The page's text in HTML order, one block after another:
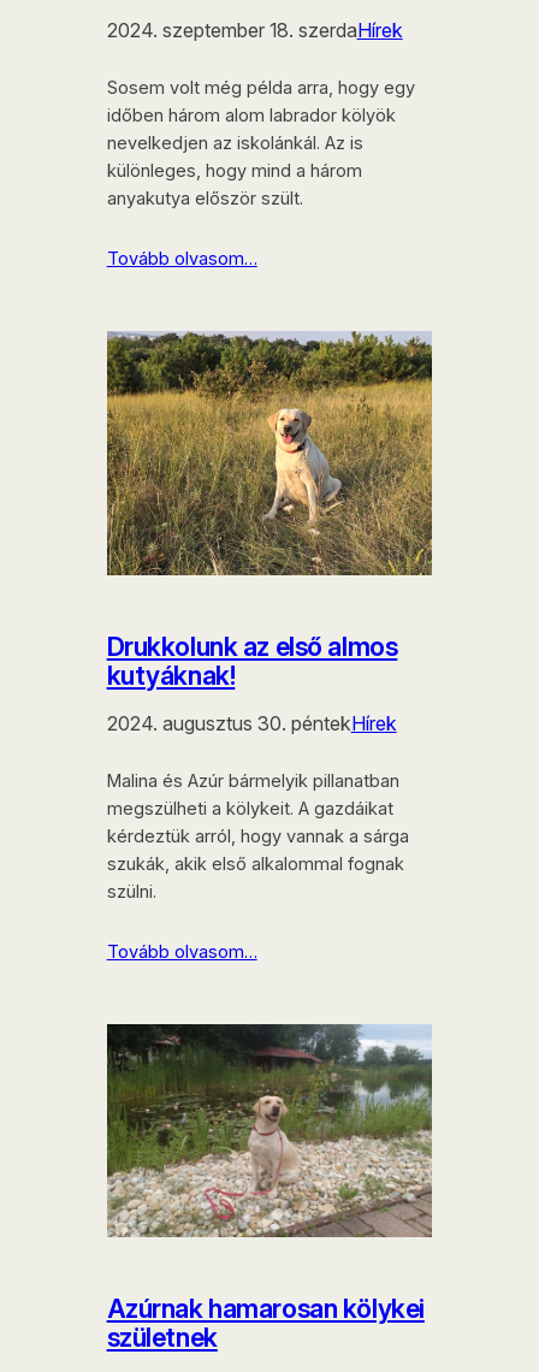
2024. szeptember 18. szerdaHírek
Sosem volt még példa arra, hogy egy
időben három alom labrador kölyök
nevelkedjen az iskolánkál. Az is
különleges, hogy mind a három
anyakutya először szült.
Tovább olvasom…
Drukkolunk az első almos
kutyáknak!
2024. augusztus 30. péntekHírek
Malina és Azúr bármelyik pillanatban
megszülheti a kölykeit. A gazdáikat
kérdeztük arról, hogy vannak a sárga
szukák, akik első alkalommal fognak
szülni.
Tovább olvasom…
Azúrnak hamarosan kölykei
születnek